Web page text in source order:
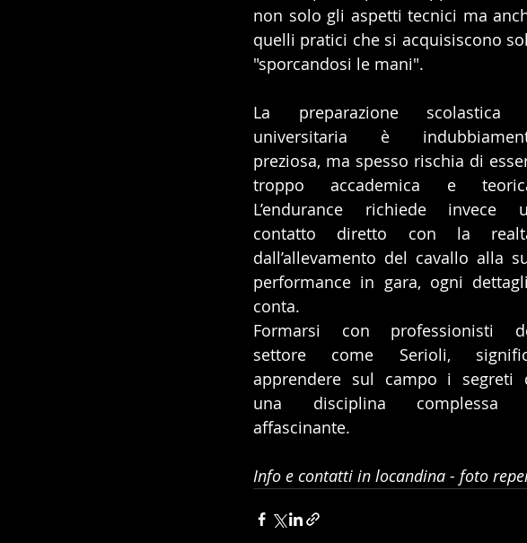
non solo gli aspetti tecnici ma
quelli pratici che si acquisiscono
"sporcandosi le mani".
La preparazione scolastica
universitaria è
preziosa, ma spesso rischia di
troppo accademica e
L’endurance richiede invece
contatto diretto con la
dall’allevamento del cavallo alla
performance in gara, ogni
conta.
Formarsi con professionisti
settore come Serioli,
apprendere sul campo i segreti
una disciplina complessa
affascinante.
Info e contatti in locandina - foto